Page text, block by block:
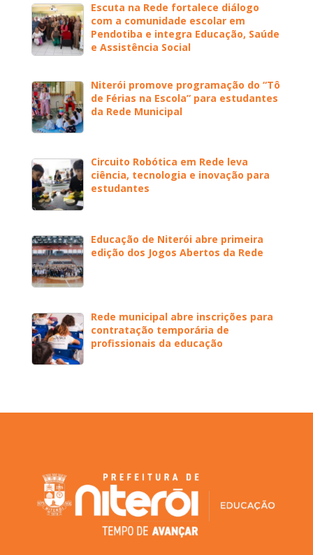
Escuta na Rede fortalece diálogo
com a comunidade escolar em
Pendotiba e integra Educação, Saúde
e Assistência Social
Niterói promove programação do “Tô
de Férias na Escola” para estudantes
da Rede Municipal
Circuito Robótica em Rede leva
ciência, tecnologia e inovação para
estudantes
Educação de Niterói abre primeira
edição dos Jogos Abertos da Rede
Rede municipal abre inscrições para
contratação temporária de
profissionais da educação